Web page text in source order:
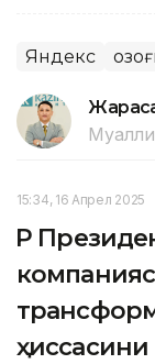
Яндекс
15:34, 16 Апрел 2025
ҚР